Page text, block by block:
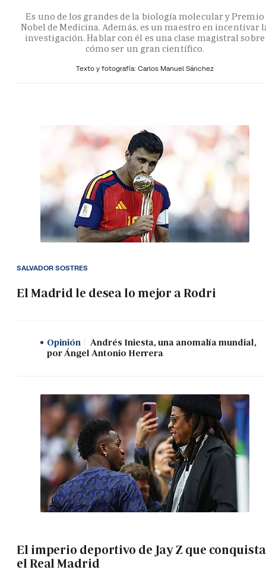
Es uno de los grandes de la biología molecular y Premio
Nobel de Medicina. Además, es un maestro en incentivar
investigación. Hablar con él es una clase magistral sobre
cómo ser un gran científico.
Texto y fotografía: Carlos Manuel Sánchez
El Madrid le desea lo mejor a Rodri
SALVADOR SOSTRES
Opinión
Andrés Iniesta, una anomalía mundial,
por Ángel Antonio Herrera
El imperio deportivo de Jay Z que conquista
el Real Madrid